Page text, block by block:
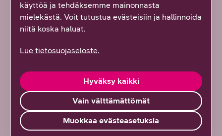
Aktiivisuutta ja
hyvinvointia
ovat ryhtyneet
enemmän myös
unenseurantaan.
Vaikka aktiivisuuslaitteet mittaavatkin usein jo myös
unta, on näiden mittaustarkkuus ja laatu saattanut
vaihdella suuresti. Markkinoille on hiljattain
saapumassa useita hyvinvointilaitteita, jotka eivät
käyttöä ja tehdäksemme mainonnasta
mielekästä. Voit tutustua evästeisiin ja hallinnoida
niitä koska haluat.
Lue tietosuojaseloste.
Vain välttämättömät
Hyväksy kaikki
Muokkaa evästeasetuksia